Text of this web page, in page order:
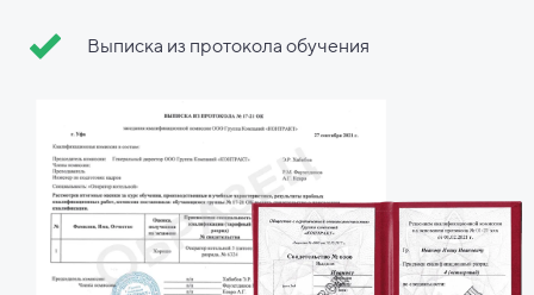
Выписка из протокола обучения